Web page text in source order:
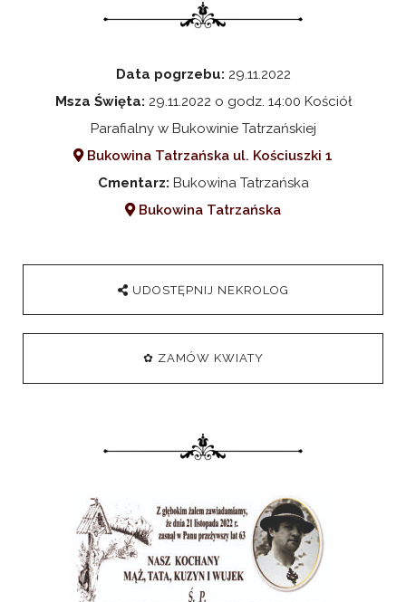
Data pogrzebu: 29.11.2022
Msza Święta: 29.11.2022 o godz. 14:00 Kościół
Parafialny w Bukowinie Tatrzańskiej
Bukowina Tatrzańska ul. Kościuszki 1
Cmentarz: Bukowina Tatrzańska
Bukowina Tatrzańska
UDOSTĘPNIJ NEKROLOG
✿ ZAMÓW KWIATY